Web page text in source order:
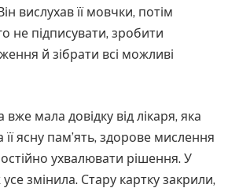
вислухав її мовчки, потім
не підписувати, зробити
й зібрати всі можливі
вже мала довідку від лікаря, яка
її ясну пам’ять, здорове мислення
ухвалювати рішення. У
змінила. Стару картку закрили,